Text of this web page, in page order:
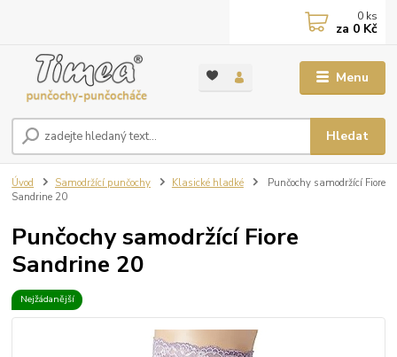
Menu
Hledat
0 ks
za 0 Kč
Úvod Samodržící punčochy Klasické hladké
Punčochy samodržící Fiore
Sandrine 20
Punčochy samodržící Fiore
Sandrine 20
Nejžádanější